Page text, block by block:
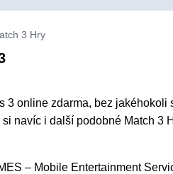
3 Hry
3 online zdarma, bez jakéhokoli
navíc i další podobné Match 3
– Mobile Entertainment